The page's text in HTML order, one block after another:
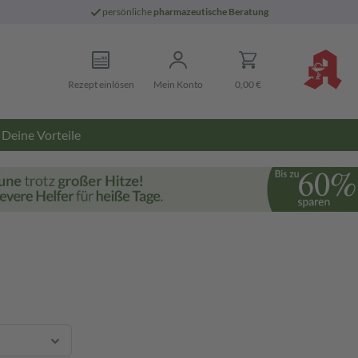
persönliche pharmazeutische Beratung
Rezept einlösen Mein Konto 0,00 €
Deine Vorteile